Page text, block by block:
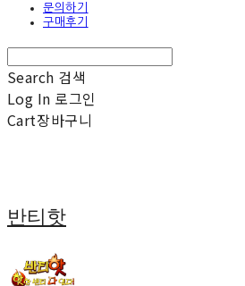
문의하기
구매후기
Search 검색
Log In 로그인
Cart장바구니
반티핫